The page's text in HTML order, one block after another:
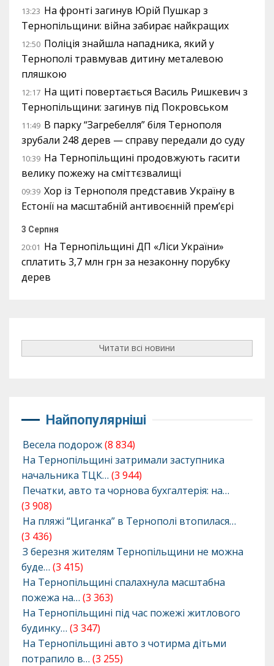
13:23 На фронті загинув Юрій Пушкар з
Тернопільщини: війна забирає найкращих
12:50 Поліція знайшла нападника, який у
Тернополі травмував дитину металевою
пляшкою
12:17 На щиті повертається Василь Ришкевич з
Тернопільщини: загинув під Покровськом
11:49 В парку “Загребелля” біля Тернополя
зрубали 248 дерев — справу передали до суду
10:39 На Тернопільщині продовжують гасити
велику пожежу на сміттєзвалищі
09:39 Хор із Тернополя представив Україну в
Естонії на масштабній антивоєнній прем’єрі
3 Серпня
20:01 На Тернопільщині ДП «Ліси України»
сплатить 3,7 млн грн за незаконну порубку
дерев
Читати всі новини
Найпопулярніші
Весела подорож(8 834)
На Тернопільщині затримали заступника
начальника ТЦК… (3 944)
Печатки, авто та чорнова бухгалтерія: на…
(3 908)
На пляжі “Циганка” в Тернополі втопилася…
(3 436)
З березня жителям Тернопільщини не можна
буде… (3 415)
На Тернопільщині спалахнула масштабна
пожежа на… (3 363)
На Тернопільщині під час пожежі житлового
будинку… (3 347)
На Тернопільщині авто з чотирма дітьми
потрапило в… (3 255)